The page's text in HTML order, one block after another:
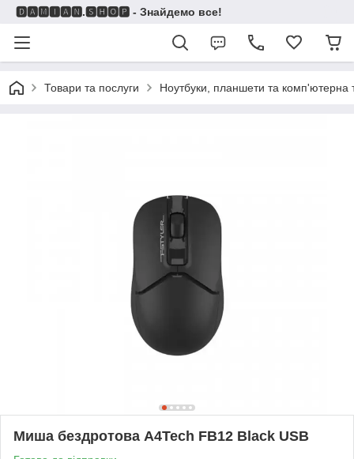
🅳🅰🅼🅸🅰🅽.🆂🅷🅾🅿 - Знайдемо все!
Товари та послуги Ноутбуки, планшети та комп'ютерна
Миша бездротова A4Tech FB12 Black USB